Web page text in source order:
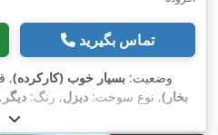
تماس بگیرید
وضعیت: بسیار خوب (کارکرده),
بخار), نوع سوخت: دیزل, رنگ: دیگر
سال